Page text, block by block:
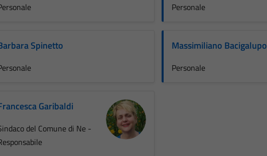
Personale
Spinetto Massimiliano Bacigalupo
Personale
Garibaldi
del Comune di Ne -